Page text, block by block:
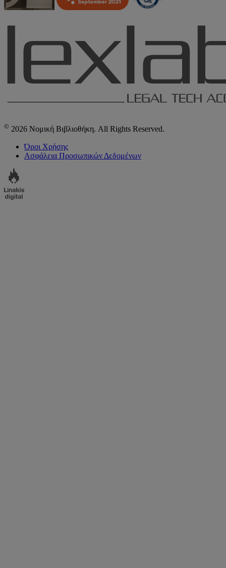
© 2026 Νομική Βιβλιοθήκη. All Rights Reserved.
Όροι Χρήσης
Ασφάλεια Προσωπικών Δεδομένων